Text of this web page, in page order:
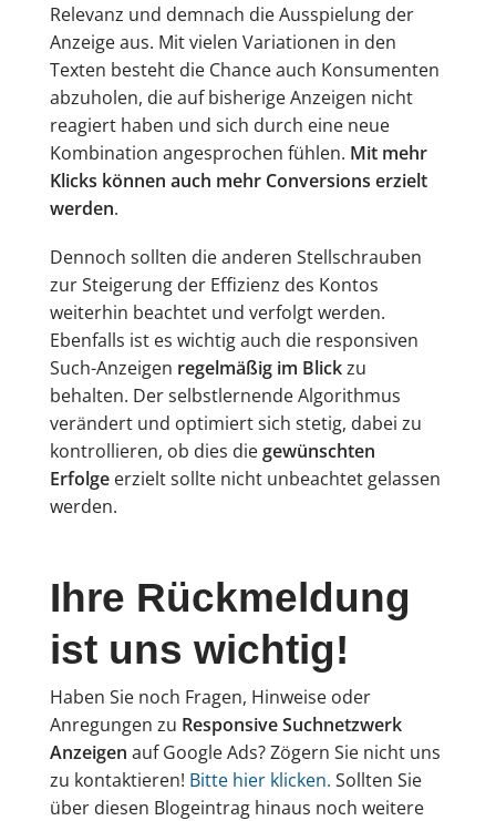
Relevanz und demnach die Ausspielung der
Anzeige aus. Mit vielen Variationen in den
Texten besteht die Chance auch Konsumenten
abzuholen, die auf bisherige Anzeigen nicht
reagiert haben und sich durch eine neue
Kombination angesprochen fühlen. Mit mehr
Klicks können auch mehr Conversions erzielt
werden.
Dennoch sollten die anderen Stellschrauben
zur Steigerung der Effizienz des Kontos
weiterhin beachtet und verfolgt werden.
Ebenfalls ist es wichtig auch die responsiven
Such-Anzeigen regelmäßig im Blickzu
behalten. Der selbstlernende Algorithmus
verändert und optimiert sich stetig, dabei zu
kontrollieren, ob dies diegewünschten
Erfolgeerzielt sollte nicht unbeachtet gelassen
werden.
Ihre Rückmeldung
ist uns wichtig!
Haben Sie noch Fragen, Hinweise oder
Anregungen zu Responsive Suchnetzwerk
Anzeigen auf Google Ads? Zögern Sie nicht uns
zu kontaktieren! Bitte hier klicken. Sollten Sie
über diesen Blogeintrag hinaus noch weitere